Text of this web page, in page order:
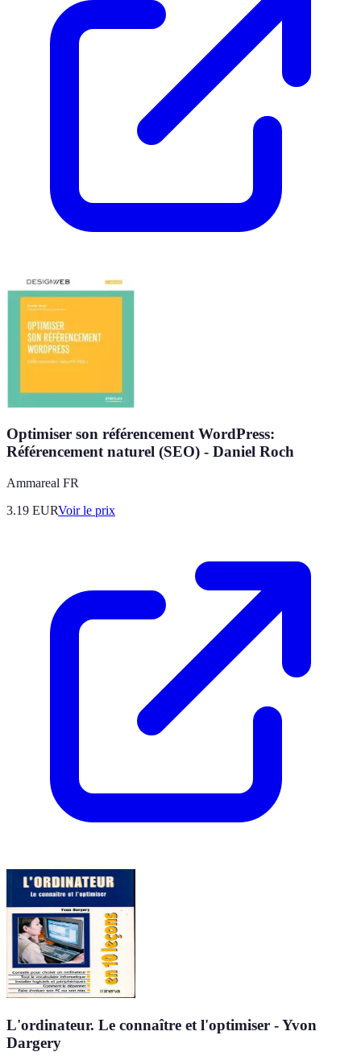
Optimiser son référencement WordPress:
Référencement naturel (SEO) - Daniel Roch
Ammareal FR
3.19 EURVoir le prix
L'ordinateur. Le connaître et l'optimiser - Yvon
Dargery